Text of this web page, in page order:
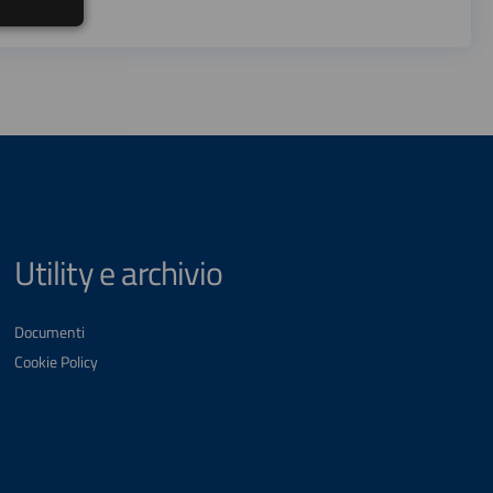
Utility e archivio
Documenti
Cookie Policy